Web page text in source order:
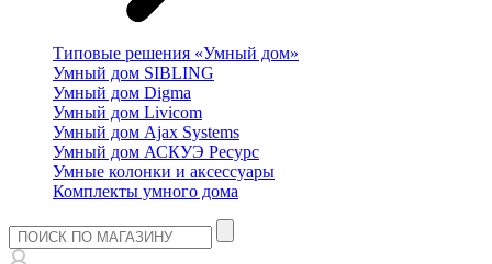
Типовые решения «Умный дом»
Умный дом SIBLING
Умный дом Digma
Умный дом Livicom
Умный дом Ajax Systems
Умный дом АСКУЭ Ресурс
Умные колонки и аксессуары
Комплекты умного дома